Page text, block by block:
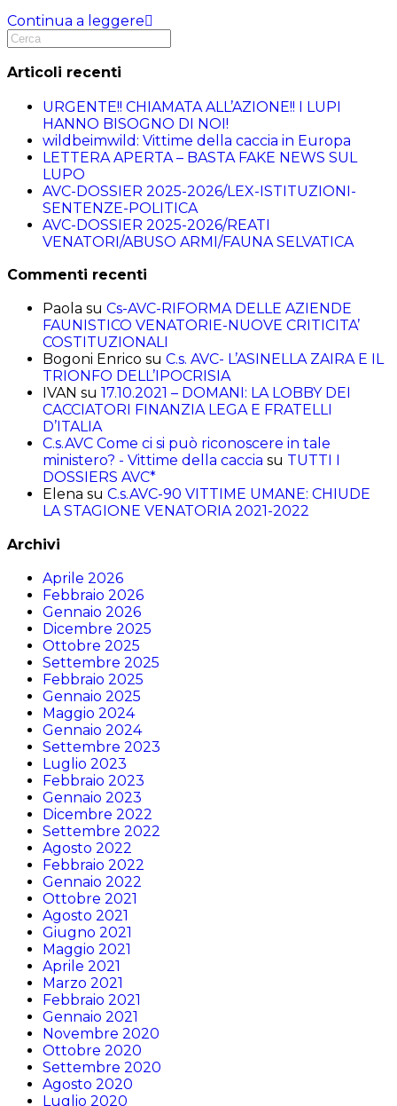
Continua a leggere
Articoli recenti
URGENTE!! CHIAMATA ALL’AZIONE!! I LUPI
HANNO BISOGNO DI NOI!
wildbeimwild: Vittime della caccia in Europa
LETTERA APERTA – BASTA FAKE NEWS SUL
LUPO
AVC-DOSSIER 2025-2026/LEX-ISTITUZIONI-
SENTENZE-POLITICA
AVC-DOSSIER 2025-2026/REATI
VENATORI/ABUSO ARMI/FAUNA SELVATICA
Commenti recenti
Paola su Cs-AVC-RIFORMA DELLE AZIENDE
FAUNISTICO VENATORIE-NUOVE CRITICITA’
COSTITUZIONALI
Bogoni Enrico su C.s. AVC- L’ASINELLA ZAIRA E IL
TRIONFO DELL’IPOCRISIA
IVAN su 17.10.2021 – DOMANI: LA LOBBY DEI
CACCIATORI FINANZIA LEGA E FRATELLI
D’ITALIA
C.s.AVC Come ci si può riconoscere in tale
ministero? - Vittime della caccia su TUTTI I
DOSSIERS AVC*
Elena su C.s.AVC-90 VITTIME UMANE: CHIUDE
LA STAGIONE VENATORIA 2021-2022
Archivi
Aprile 2026
Febbraio 2026
Gennaio 2026
Dicembre 2025
Ottobre 2025
Settembre 2025
Febbraio 2025
Gennaio 2025
Maggio 2024
Gennaio 2024
Settembre 2023
Luglio 2023
Febbraio 2023
Gennaio 2023
Dicembre 2022
Settembre 2022
Agosto 2022
Febbraio 2022
Gennaio 2022
Ottobre 2021
Agosto 2021
Giugno 2021
Maggio 2021
Aprile 2021
Marzo 2021
Febbraio 2021
Gennaio 2021
Novembre 2020
Ottobre 2020
Settembre 2020
Agosto 2020
Luglio 2020